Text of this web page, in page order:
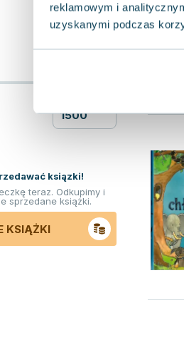
reklamowym i
uzyskanymi podczas
ksiązki!
teraz. Odkupimy i
sprzedane książki.
KSIĄŻKI